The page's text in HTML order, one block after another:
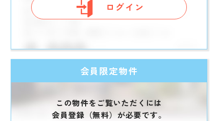
ログイン
会員限定物件
この物件をご覧いただくには
会員登録（無料）が必要です。